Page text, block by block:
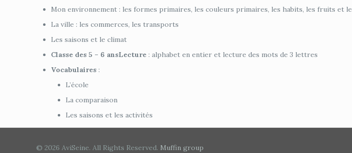
Mon environnement : les formes primaires, les couleurs primaires, les habits, les fruits et
La ville : les commerces, les transports
Les saisons et le climat
Classe des 5 – 6 ansLecture : alphabet en entier et lecture des mots de 3 lettres
Vocabulaires :
L’école
La comparaison
Les saisons et les activités
© 2026 AviSeine. All Rights Reserved. Muffin group